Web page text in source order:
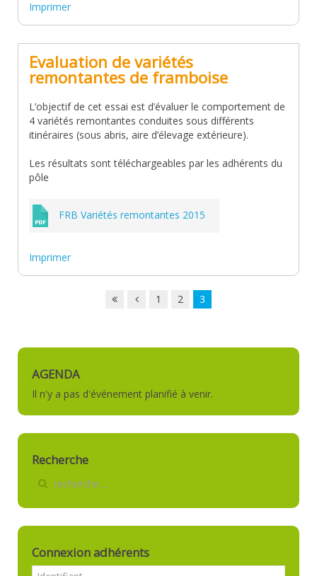
Imprimer
Evaluation de variétés
remontantes de framboise
L’objectif de cet essai est d’évaluer le comportement de
4 variétés remontantes conduites sous différents
itinéraires (sous abris, aire d’élevage extérieure).
Les résultats sont téléchargeables par les adhérents du
pôle
FRB Variétés remontantes 2015
Imprimer
1 2 3
AGENDA
Il n'y a pas d'événement planifié à venir.
Recherche
Connexion adhérents